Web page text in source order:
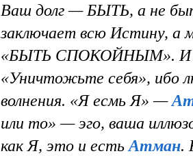
Ваш долг — БЫТЬ, а не
заключает всю Истину, а
«БЫТЬ СПОКОЙНЫМ». И
«Уничтожьте себя», ибо
волнения. «Я есмь Я» —
или то» — эго, ваша
как Я, это и естьАтман.